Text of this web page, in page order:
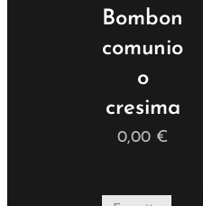
comunione
o
cresima
0,00 €